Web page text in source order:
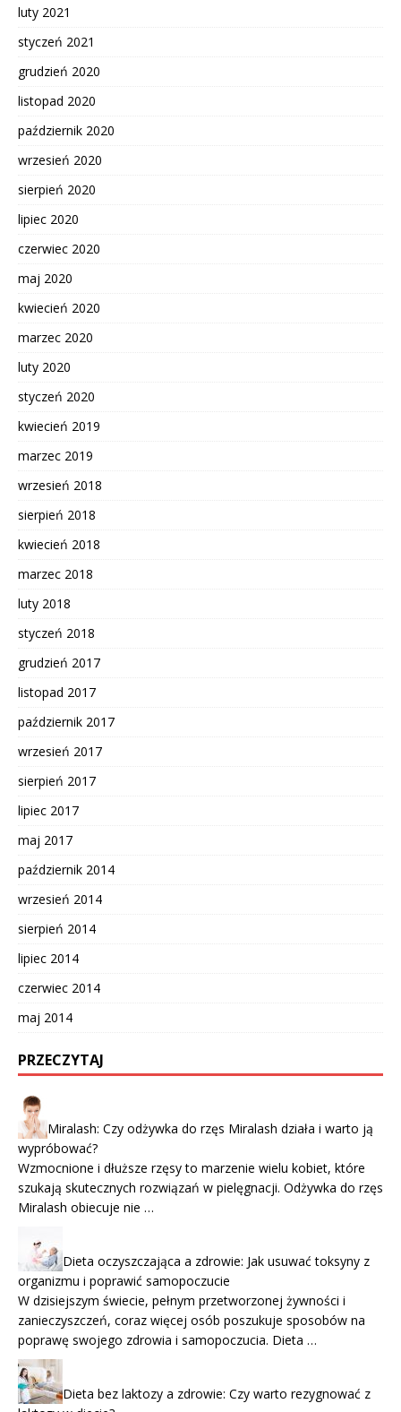
luty 2021
styczeń 2021
grudzień 2020
listopad 2020
październik 2020
wrzesień 2020
sierpień 2020
lipiec 2020
czerwiec 2020
maj 2020
kwiecień 2020
marzec 2020
luty 2020
styczeń 2020
kwiecień 2019
marzec 2019
wrzesień 2018
sierpień 2018
kwiecień 2018
marzec 2018
luty 2018
styczeń 2018
grudzień 2017
listopad 2017
październik 2017
wrzesień 2017
sierpień 2017
lipiec 2017
maj 2017
październik 2014
wrzesień 2014
sierpień 2014
lipiec 2014
czerwiec 2014
maj 2014
PRZECZYTAJ
Miralash: Czy odżywka do rzęs Miralash działa i warto ją
wypróbować?
Wzmocnione i dłuższe rzęsy to marzenie wielu kobiet, które
szukają skutecznych rozwiązań w pielęgnacji. Odżywka do rzęs
Miralash obiecuje nie …
Dieta oczyszczająca a zdrowie: Jak usuwać toksyny z
organizmu i poprawić samopoczucie
W dzisiejszym świecie, pełnym przetworzonej żywności i
zanieczyszczeń, coraz więcej osób poszukuje sposobów na
poprawę swojego zdrowia i samopoczucia. Dieta …
Dieta bez laktozy a zdrowie: Czy warto rezygnować z